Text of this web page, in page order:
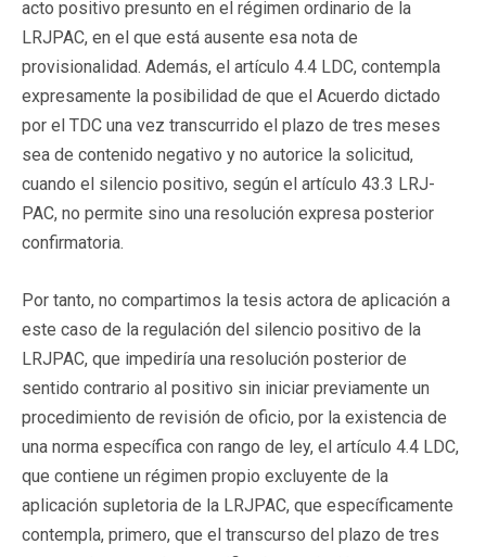
acto positivo presunto en el régimen ordinario de la
LRJPAC, en el que está ausente esa nota de
provisionalidad. Además, el artículo 4.4 LDC, contempla
expresamente la posibilidad de que el Acuerdo dictado
por el TDC una vez transcurrido el plazo de tres meses
sea de contenido negativo y no autorice la solicitud,
cuando el silencio positivo, según el artículo 43.3 LRJ-
PAC, no permite sino una resolución expresa posterior
confirmatoria.
Por tanto, no compartimos la tesis actora de aplicación a
este caso de la regulación del silencio positivo de la
LRJPAC, que impediría una resolución posterior de
sentido contrario al positivo sin iniciar previamente un
procedimiento de revisión de oficio, por la existencia de
una norma específica con rango de ley, el artículo 4.4 LDC,
que contiene un régimen propio excluyente de la
aplicación supletoria de la LRJPAC, que específicamente
contempla, primero, que el transcurso del plazo de tres